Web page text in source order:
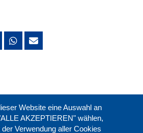
Website eine Auswahl an
AKZEPTIEREN" wählen,
Verwendung aller Cookies